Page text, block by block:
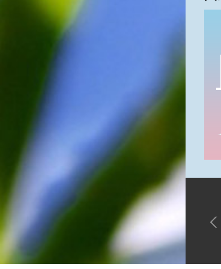
俗諺的意思是：立秋這一天如
果打雷，對二期水稻的收成會
有不好的影響。所以對農夫而
喔！2.「六月秋，快溜溜；七
月，則漁民的作業期會比較早
結束；如果「立秋日」在七
月，則天氣會持續穩定，今年
的捕魚季節就會比較長，而漁
民們的收入也會相對提高呢！